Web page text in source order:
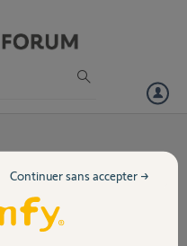
au serveur
connecter a ma centrale ni
Continuer sans accepter →